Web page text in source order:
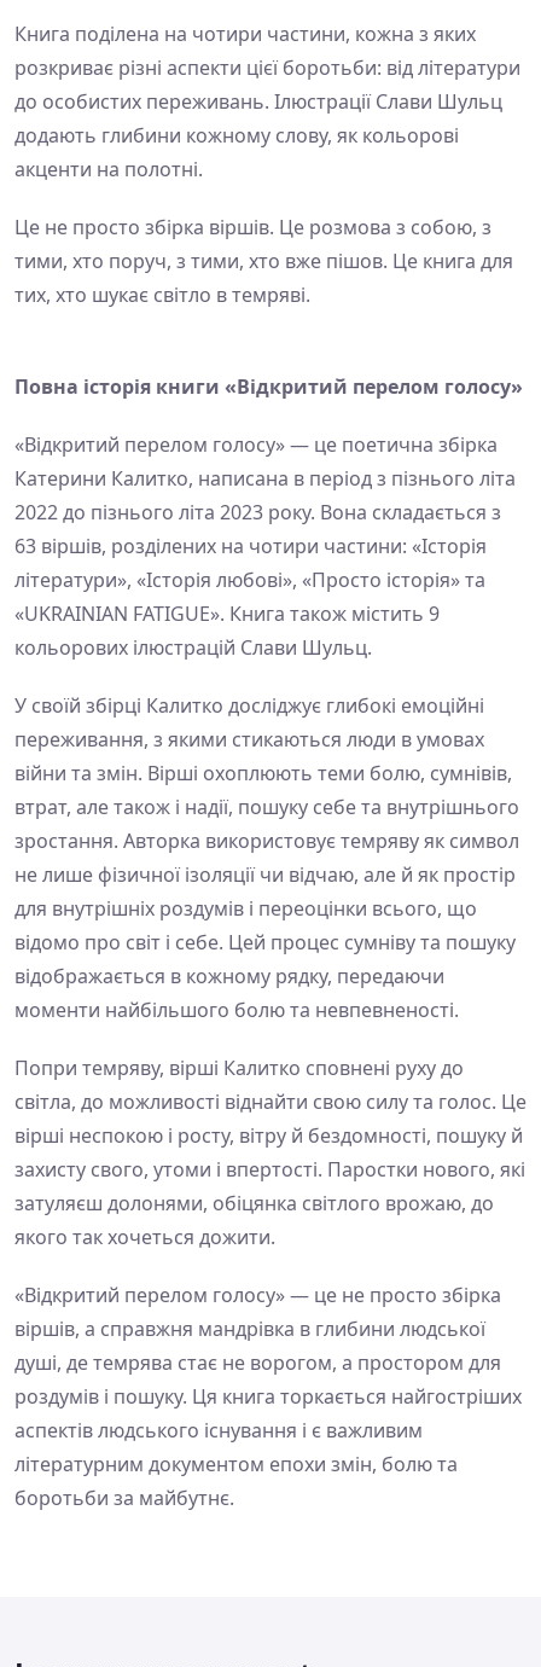
Книга поділена на чотири частини, кожна з яких
розкриває різні аспекти цієї боротьби: від літератури
до особистих переживань. Ілюстрації Слави Шульц
додають глибини кожному слову, як кольорові
акценти на полотні.
Це не просто збірка віршів. Це розмова з собою, з
тими, хто поруч, з тими, хто вже пішов. Це книга для
тих, хто шукає світло в темряві.
Повна історія книги «Відкритий перелом голосу»
«Відкритий перелом голосу» — це поетична збірка
Катерини Калитко, написана в період з пізнього літа
2022 до пізнього літа 2023 року. Вона складається з
63 віршів, розділених на чотири частини: «Історія
літератури», «Історія любові», «Просто історія» та
«UKRAINIAN FATIGUE». Книга також містить 9
кольорових ілюстрацій Слави Шульц.
У своїй збірці Калитко досліджує глибокі емоційні
переживання, з якими стикаються люди в умовах
війни та змін. Вірші охоплюють теми болю, сумнівів,
втрат, але також і надії, пошуку себе та внутрішнього
зростання. Авторка використовує темряву як символ
не лише фізичної ізоляції чи відчаю, але й як простір
для внутрішніх роздумів і переоцінки всього, що
відомо про світ і себе. Цей процес сумніву та пошуку
відображається в кожному рядку, передаючи
моменти найбільшого болю та невпевненості.
Попри темряву, вірші Калитко сповнені руху до
світла, до можливості віднайти свою силу та голос. Це
вірші неспокою і росту, вітру й бездомності, пошуку й
захисту свого, утоми і впертості. Паростки нового, які
затуляєш долонями, обіцянка світлого врожаю, до
якого так хочеться дожити.
«Відкритий перелом голосу» — це не просто збірка
віршів, а справжня мандрівка в глибини людської
душі, де темрява стає не ворогом, а простором для
роздумів і пошуку. Ця книга торкається найгостріших
аспектів людського існування і є важливим
літературним документом епохи змін, болю та
боротьби за майбутнє.